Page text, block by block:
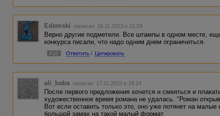
Edemski написал 16.11.2023 в 21:24
Верно другие подметили. Все штампы в одном месте,
конкурса писали, что надо одним днем ограничиться.
#18 Ответить / Цитировать
ali_baba написал 17.11.2023 в 18:14
После первого предложения хочется и смеяться и
художественное время романа не удалась. "Роман
Вот если оставить только это, оно уже потянет на
большой замах на такой малый формат.